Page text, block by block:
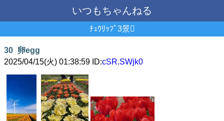
いつもちゃんねる
ﾁｭｳﾘｯﾌﾟ3景
30 卵egg
2025/04/15(火) 01:38:59 ID:cSR.SWjk0